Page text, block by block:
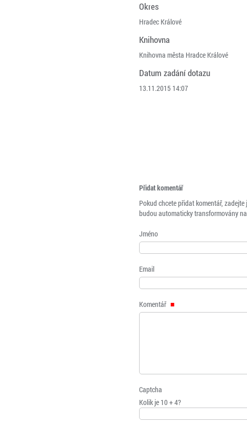
Okres
Hradec Králové
Knihovna
Knihovna města Hradce Králové
Datum zadání dotazu
13.11.2015 14:07
Přidat komentář
Pokud chcete přidat komentář,
budou automaticky transformovány
Jméno
Email
Komentář
Captcha
Kolik je 10 + 4?